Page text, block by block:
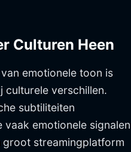
Culturen Heen
emotionele toon is
culturele verschillen.
subtiliteiten
emotionele signalen
streamingplatform